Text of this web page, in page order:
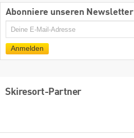
Abonniere unseren Newsletter
E-
Anmelden
Skiresort-Partner